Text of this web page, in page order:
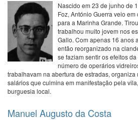
Nascido em 23 de junho de
Foz, António Guerra veio
para a Marinha Grande.
trabalhou muito jovem nos
Gallo. Com apenas 16 anos
então reorganizado na
se faziam sentir os efeitos
número de operários
trabalhavam na abertura de estradas,
salários que culmina em manifestação pela
burguesia local.
Manuel Augusto da Costa